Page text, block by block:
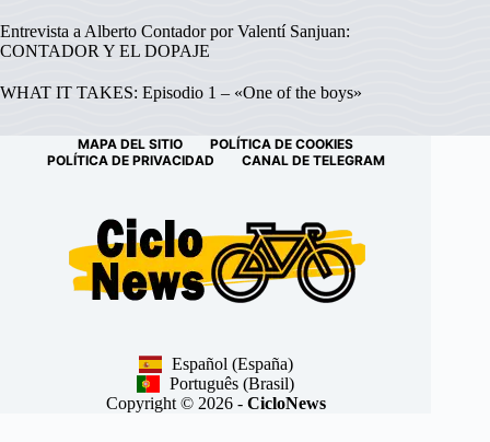
Entrevista a Alberto Contador por Valentí Sanjuan:
CONTADOR Y EL DOPAJE
WHAT IT TAKES: Episodio 1 – «One of the boys»
MAPA DEL SITIO
POLÍTICA DE COOKIES
POLÍTICA DE PRIVACIDAD
CANAL DE TELEGRAM
Español (España)
Português (Brasil)
Copyright © 2026 - CicloNews